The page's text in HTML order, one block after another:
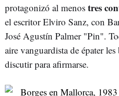
protagonizó al menos tres
el escritor Elviro Sanz, con
José Agustín Palmer "Pin".
aire vanguardista de épater
discutir para afirmarse.